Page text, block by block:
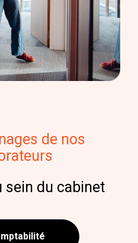
de nos
sein du cabinet